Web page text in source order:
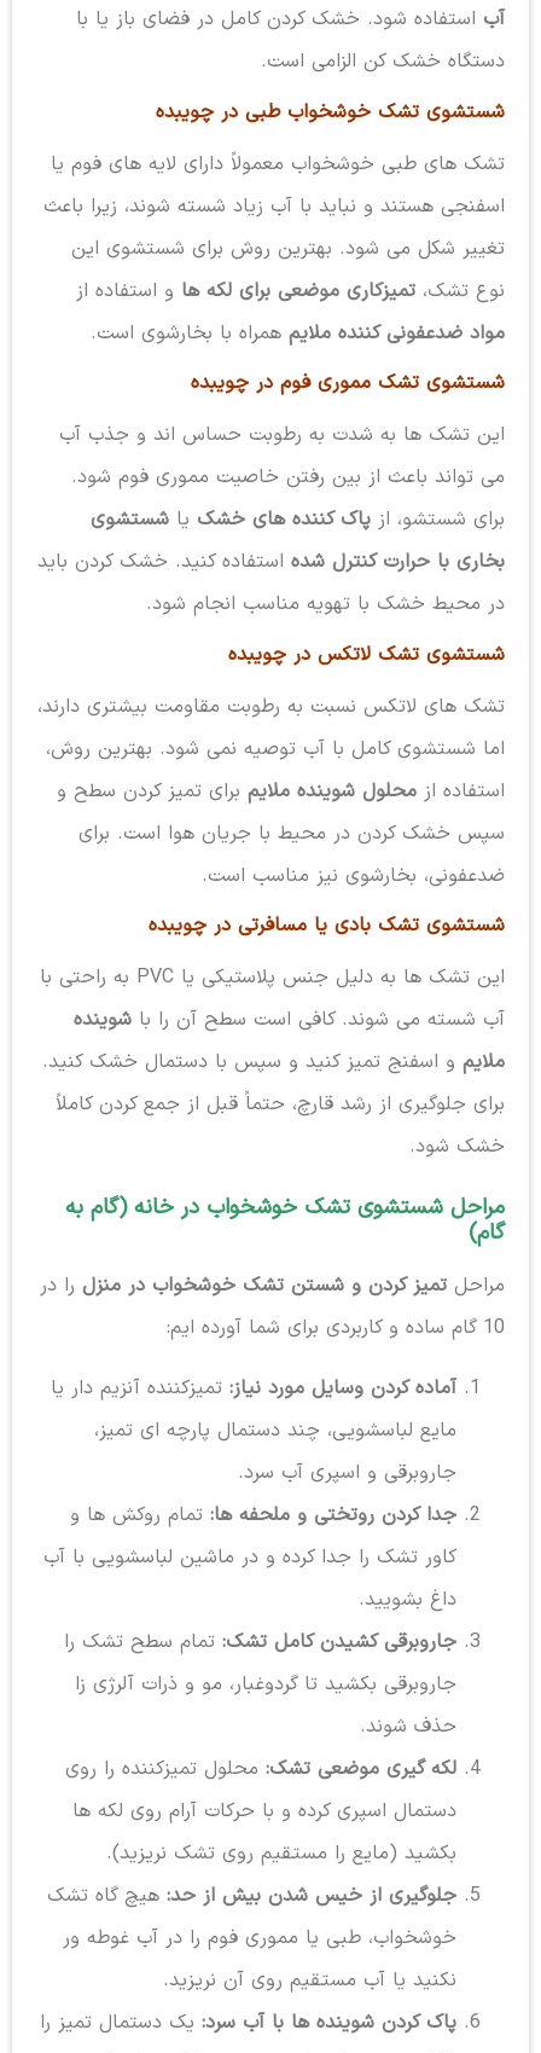
آباستفاده شود. خشک کردن کامل در فضای باز یا با
دستگاه خشک کن الزامی است.
شستشوی تشک خوشخواب طبی در چویبده
تشک های طبی خوشخواب معمولاً دارای لایه های فوم یا
اسفنجی هستند و نباید با آب زیاد شسته شوند، زیرا باعث
تغییر شکل می شود. بهترین روش برای شستشوی این
نوع تشک، تمیزکاری موضعی برای لکه هاو استفاده از
مواد ضدعفونی کننده ملایمهمراه با بخارشوی است.
شستشوی تشک مموری فوم در چویبده
این تشک ها به شدت به رطوبت حساس اند و جذب آب
می تواند باعث از بین رفتن خاصیت مموری فوم شود.
برای شستشو، از پاک کننده های خشکیا شستشوی
بخاری با حرارت کنترل شدهاستفاده کنید. خشک کردن باید
در محیط خشک با تهویه مناسب انجام شود.
شستشوی تشک لاتکس در چویبده
تشک های لاتکس نسبت به رطوبت مقاومت بیشتری دارند،
اما شستشوی کامل با آب توصیه نمی شود. بهترین روش،
استفاده از محلول شوینده ملایمبرای تمیز کردن سطح و
سپس خشک کردن در محیط با جریان هوا است. برای
ضدعفونی، بخارشوی نیز مناسب است.
شستشوی تشک بادی یا مسافرتی در چویبده
این تشک ها به دلیل جنس پلاستیکی یا PVC به راحتی با
آب شسته می شوند. کافی است سطح آن را با شوینده
ملایمو اسفنج تمیز کنید و سپس با دستمال خشک کنید.
برای جلوگیری از رشد قارچ، حتماً قبل از جمع کردن کاملاً
خشک شود.
مراحل شستشوی تشک خوشخواب در خانه (گام به
گام)
مراحل تمیز کردن و شستن تشک خوشخواب در منزلرا در
10 گام ساده و کاربردی برای شما آورده ایم:
آماده کردن وسایل مورد نیاز:تمیزکننده آنزیم دار یا
مایع لباسشویی، چند دستمال پارچه ای تمیز،
جاروبرقی و اسپری آب سرد.
جدا کردن روتختی و ملحفه ها:تمام روکش ها و
کاور تشک را جدا کرده و در ماشین لباسشویی با آب
داغ بشویید.
جاروبرقی کشیدن کامل تشک:تمام سطح تشک را
جاروبرقی بکشید تا گردوغبار، مو و ذرات آلرژی زا
حذف شوند.
لکه گیری موضعی تشک:محلول تمیزکننده را روی
دستمال اسپری کرده و با حرکات آرام روی لکه ها
بکشید (مایع را مستقیم روی تشک نریزید).
جلوگیری از خیس شدن بیش از حد:هیچ گاه تشک
خوشخواب، طبی یا مموری فوم را در آب غوطه ور
نکنید یا آب مستقیم روی آن نریزید.
پاک کردن شوینده ها با آب سرد:یک دستمال تمیز را